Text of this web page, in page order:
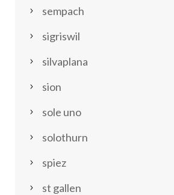
sempach
sigriswil
silvaplana
sion
sole uno
solothurn
spiez
st gallen